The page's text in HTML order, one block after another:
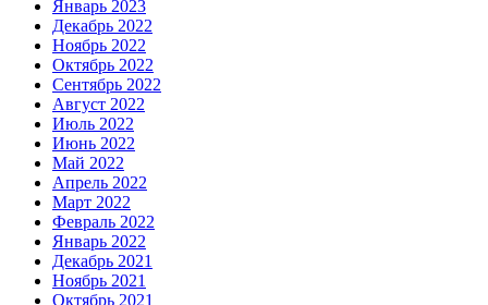
Январь 2023
Декабрь 2022
Ноябрь 2022
Октябрь 2022
Сентябрь 2022
Август 2022
Июль 2022
Июнь 2022
Май 2022
Апрель 2022
Март 2022
Февраль 2022
Январь 2022
Декабрь 2021
Ноябрь 2021
Октябрь 2021